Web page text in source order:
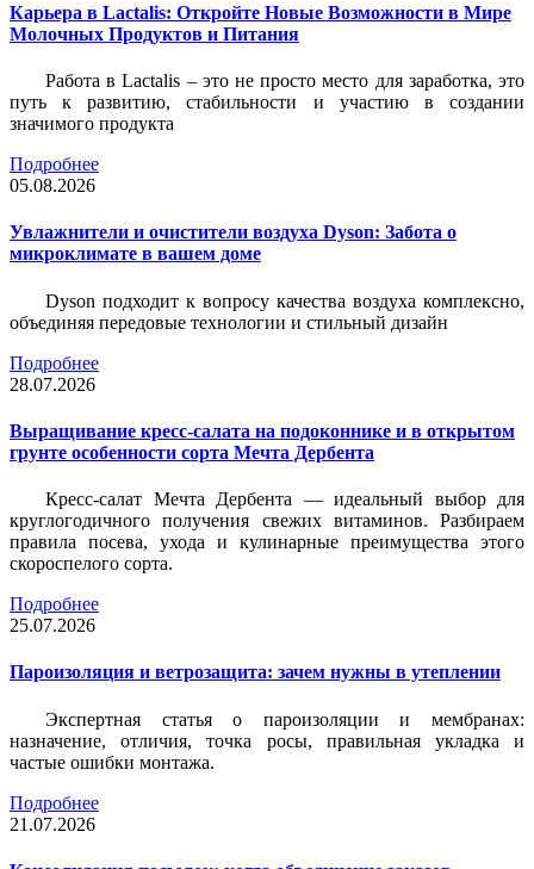
Карьера в Lactalis: Откройте Новые Возможности в Мире
Молочных Продуктов и Питания
Работа в Lactalis – это не просто место для заработка, это
путь к развитию, стабильности и участию в создании
значимого продукта
Подробнее
05.08.2026
Увлажнители и очистители воздуха Dyson: Забота о
микроклимате в вашем доме
Dyson подходит к вопросу качества воздуха комплексно,
объединяя передовые технологии и стильный дизайн
Подробнее
28.07.2026
Выращивание кресс-салата на подоконнике и в открытом
грунте особенности сорта Мечта Дербента
Кресс-салат Мечта Дербента — идеальный выбор для
круглогодичного получения свежих витаминов. Разбираем
правила посева, ухода и кулинарные преимущества этого
скороспелого сорта.
Подробнее
25.07.2026
Пароизоляция и ветрозащита: зачем нужны в утеплении
Экспертная статья о пароизоляции и мембранах:
назначение, отличия, точка росы, правильная укладка и
частые ошибки монтажа.
Подробнее
21.07.2026